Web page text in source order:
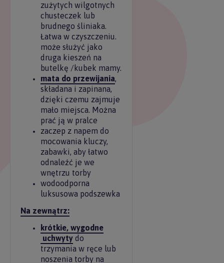
zużytych wilgotnych
chusteczek lub
brudnego śliniaka.
Łatwa w czyszczeniu.
może służyć jako
druga kieszeń na
butelkę /kubek mamy.
mata do przewijania,
składana i zapinana,
dzięki czemu zajmuje
mało miejsca. Można
prać ją w pralce
zaczep z napem do
mocowania kluczy,
zabawki, aby łatwo
odnaleźć je we
wnętrzu torby
wodoodporna
luksusowa podszewka
Na zewnątrz:
krótkie, wygodne
uchwyty do
trzymania w ręce lub
noszenia torby na